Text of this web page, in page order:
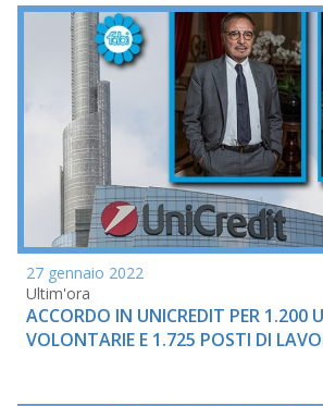
27 gennaio 2022
Ultim'ora
ACCORDO IN UNICREDIT PER 1.200
VOLONTARIE E 1.725 POSTI DI